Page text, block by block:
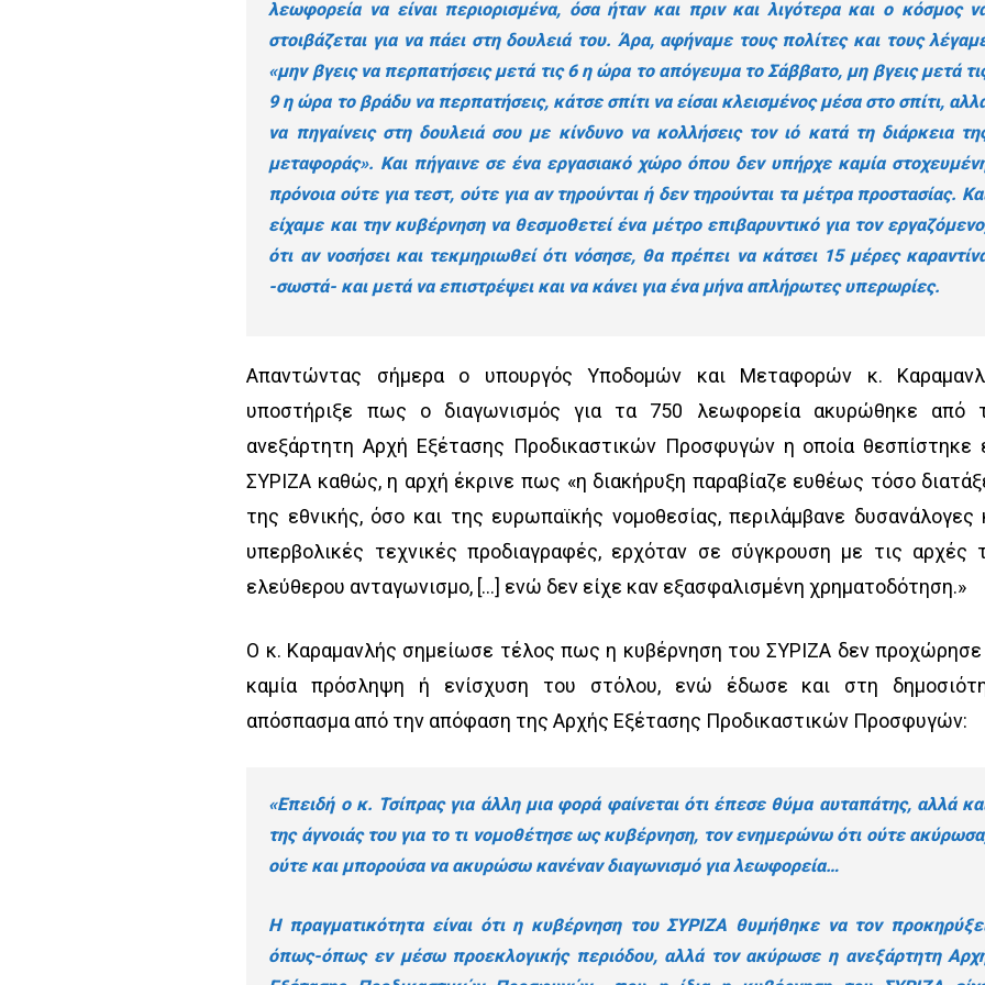
λεωφορεία να είναι περιορισμένα, όσα ήταν και πριν και λιγότερα και ο κόσμος
στοιβάζεται για να πάει στη δουλειά του. Άρα, αφήναμε τους πολίτες και τους
«μην βγεις να περπατήσεις μετά τις 6 η ώρα το απόγευμα το Σάββατο, μη βγεις μετά
9 η ώρα το βράδυ να περπατήσεις, κάτσε σπίτι να είσαι κλεισμένος μέσα στο σπίτι,
να πηγαίνεις στη δουλειά σου με κίνδυνο να κολλήσεις τον ιό κατά τη διάρκεια
μεταφοράς». Και πήγαινε σε ένα εργασιακό χώρο όπου δεν υπήρχε καμία
πρόνοια ούτε για τεστ, ούτε για αν τηρούνται ή δεν τηρούνται τα μέτρα προστασίας.
είχαμε και την κυβέρνηση να θεσμοθετεί ένα μέτρο επιβαρυντικό για τον
ότι αν νοσήσει και τεκμηριωθεί ότι νόσησε, θα πρέπει να κάτσει 15 μέρες
-σωστά- και μετά να επιστρέψει και να κάνει για ένα μήνα απλήρωτες υπερωρίες.
Απαντώντας σήμερα ο υπουργός Υποδομών και Μεταφορών κ.
υποστήριξε πως ο διαγωνισμός για τα 750 λεωφορεία ακυρώθηκε από
ανεξάρτητη Αρχή Εξέτασης Προδικαστικών Προσφυγών η οποία θεσπίστηκε
ΣΥΡΙΖΑ καθώς, η αρχή έκρινε πως «η διακήρυξη παραβίαζε ευθέως τόσο
της εθνικής, όσο και της ευρωπαϊκής νομοθεσίας, περιλάμβανε δυσανάλογες
υπερβολικές τεχνικές προδιαγραφές, ερχόταν σε σύγκρουση με τις αρχές
ελεύθερου ανταγωνισμο, […] ενώ δεν είχε καν εξασφαλισμένη χρηματοδότηση.»
Ο κ. Καραμανλής σημείωσε τέλος πως η κυβέρνηση του ΣΥΡΙΖΑ δεν
καμία πρόσληψη ή ενίσχυση του στόλου, ενώ έδωσε και στη
απόσπασμα από την απόφαση της Αρχής Εξέτασης Προδικαστικών Προσφυγών:
«Επειδή ο κ. Τσίπρας για άλλη μια φορά φαίνεται ότι έπεσε θύμα αυταπάτης, αλλά
της άγνοιάς του για το τι νομοθέτησε ως κυβέρνηση, τον ενημερώνω ότι ούτε
ούτε και μπορούσα να ακυρώσω κανέναν διαγωνισμό για λεωφορεία…
Η πραγματικότητα είναι ότι η κυβέρνηση του ΣΥΡΙΖΑ θυμήθηκε να τον
όπως-όπως εν μέσω προεκλογικής περιόδου, αλλά τον ακύρωσε η ανεξάρτητη